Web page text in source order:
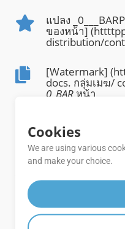
แปลง
ของหน้า]
distribution/
[Watermark]
docs. กลุ่มเมฆ/
0_BAR หน้า
_0__BAR_การแ
กรูเอนต์/) มาจา
[ป้องกันคําพั่
Cookies
We are using various
and make your choice.